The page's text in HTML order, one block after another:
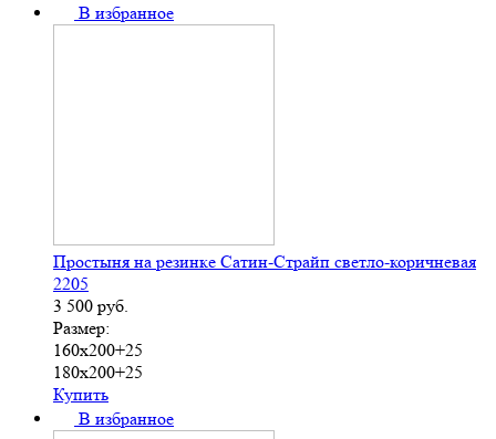
В избранное
Простыня на резинке Сатин-Страйп светло-коричневая
2205
3 500 руб.
Размер:
160х200+25
180х200+25
Купить
В избранное